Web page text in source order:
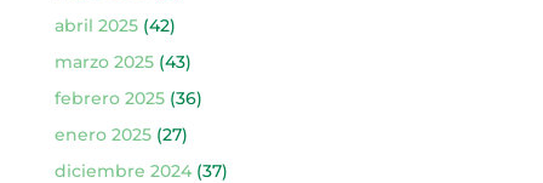
abril 2025(42)
marzo 2025(43)
febrero 2025(36)
enero 2025(27)
diciembre 2024(37)